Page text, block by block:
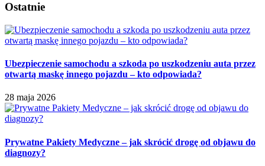
Ostatnie
Ubezpieczenie samochodu a szkoda po uszkodzeniu auta przez
otwartą maskę innego pojazdu – kto odpowiada?
28 maja 2026
Prywatne Pakiety Medyczne – jak skrócić drogę od objawu do
diagnozy?